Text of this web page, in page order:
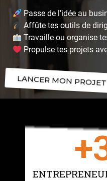
Passe de l’idée au
Affûte tes outils de
Travaille ou organise
Propulse tes projets
LANCER MON PROJET
+